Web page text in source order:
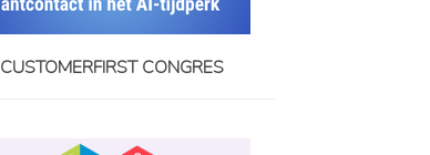
CUSTOMERFIRST CONGRES